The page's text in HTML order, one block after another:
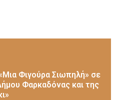
Φιγούρα Σιωπηλή» σε
Φαρκαδόνας και της